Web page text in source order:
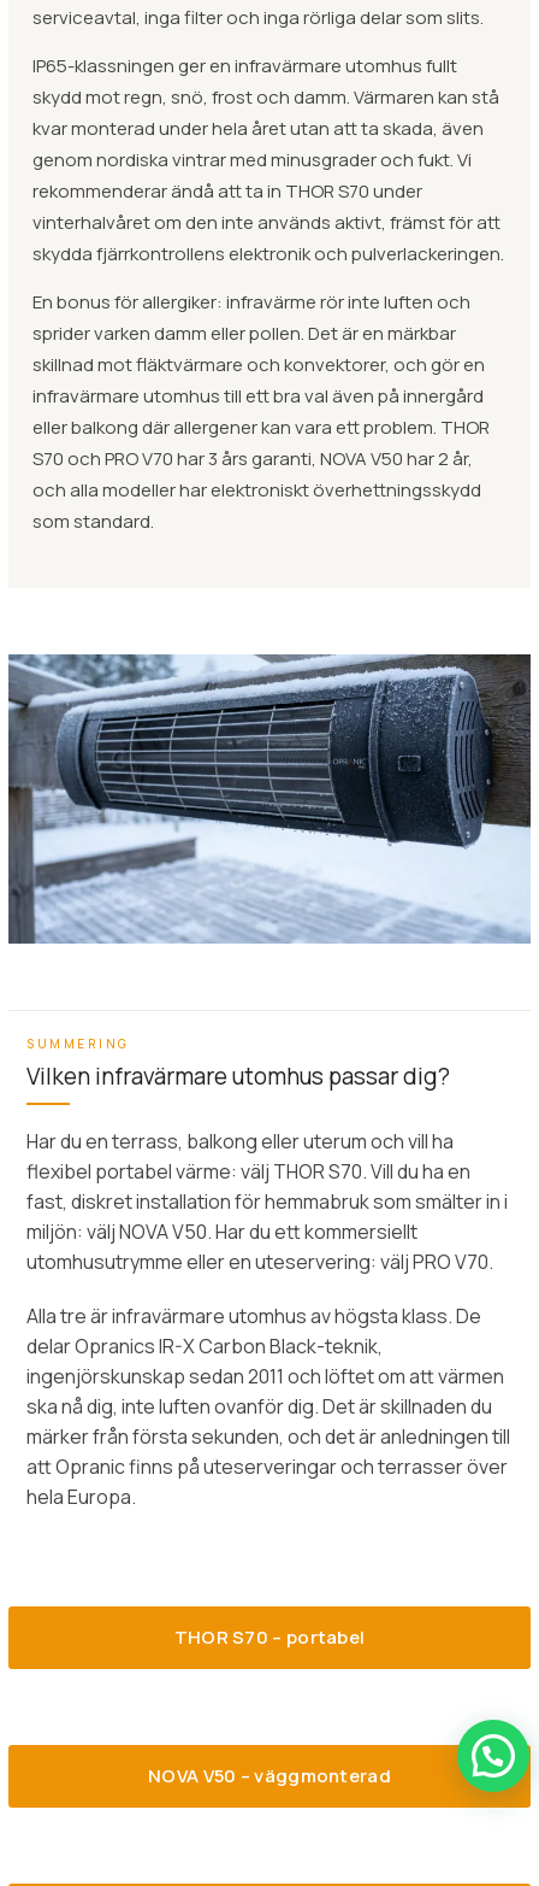
serviceavtal, inga filter och inga rörliga delar som slits.
IP65-klassningen ger en infravärmare utomhus fullt
skydd mot regn, snö, frost och damm. Värmaren kan stå
kvar monterad under hela året utan att ta skada, även
genom nordiska vintrar med minusgrader och fukt. Vi
rekommenderar ändå att ta in THOR S70 under
vinterhalvåret om den inte används aktivt, främst för att
skydda fjärrkontrollens elektronik och pulverlackeringen.
En bonus för allergiker: infravärme rör inte luften och
sprider varken damm eller pollen. Det är en märkbar
skillnad mot fläktvärmare och konvektorer, och gör en
infravärmare utomhus till ett bra val även på innergård
eller balkong där allergener kan vara ett problem. THOR
S70 och PRO V70 har 3 års garanti, NOVA V50 har 2 år,
och alla modeller har elektroniskt överhettningsskydd
som standard.
SUMMERING
Vilken infravärmare utomhus passar dig?
Har du en terrass, balkong eller uterum och vill ha
flexibel portabel värme: välj THOR S70. Vill du ha en
fast, diskret installation för hemmabruk som smälter in i
miljön: välj NOVA V50. Har du ett kommersiellt
utomhusutrymme eller en uteservering: välj PRO V70.
Alla tre är infravärmare utomhus av högsta klass. De
delar Opranics IR-X Carbon Black-teknik,
ingenjörskunskap sedan 2011 och löftet om att värmen
ska nå dig, inte luften ovanför dig. Det är skillnaden du
märker från första sekunden, och det är anledningen till
att Opranic finns på uteserveringar och terrasser över
hela Europa.
THOR S70 – portabel
NOVA V50 – väggmonterad